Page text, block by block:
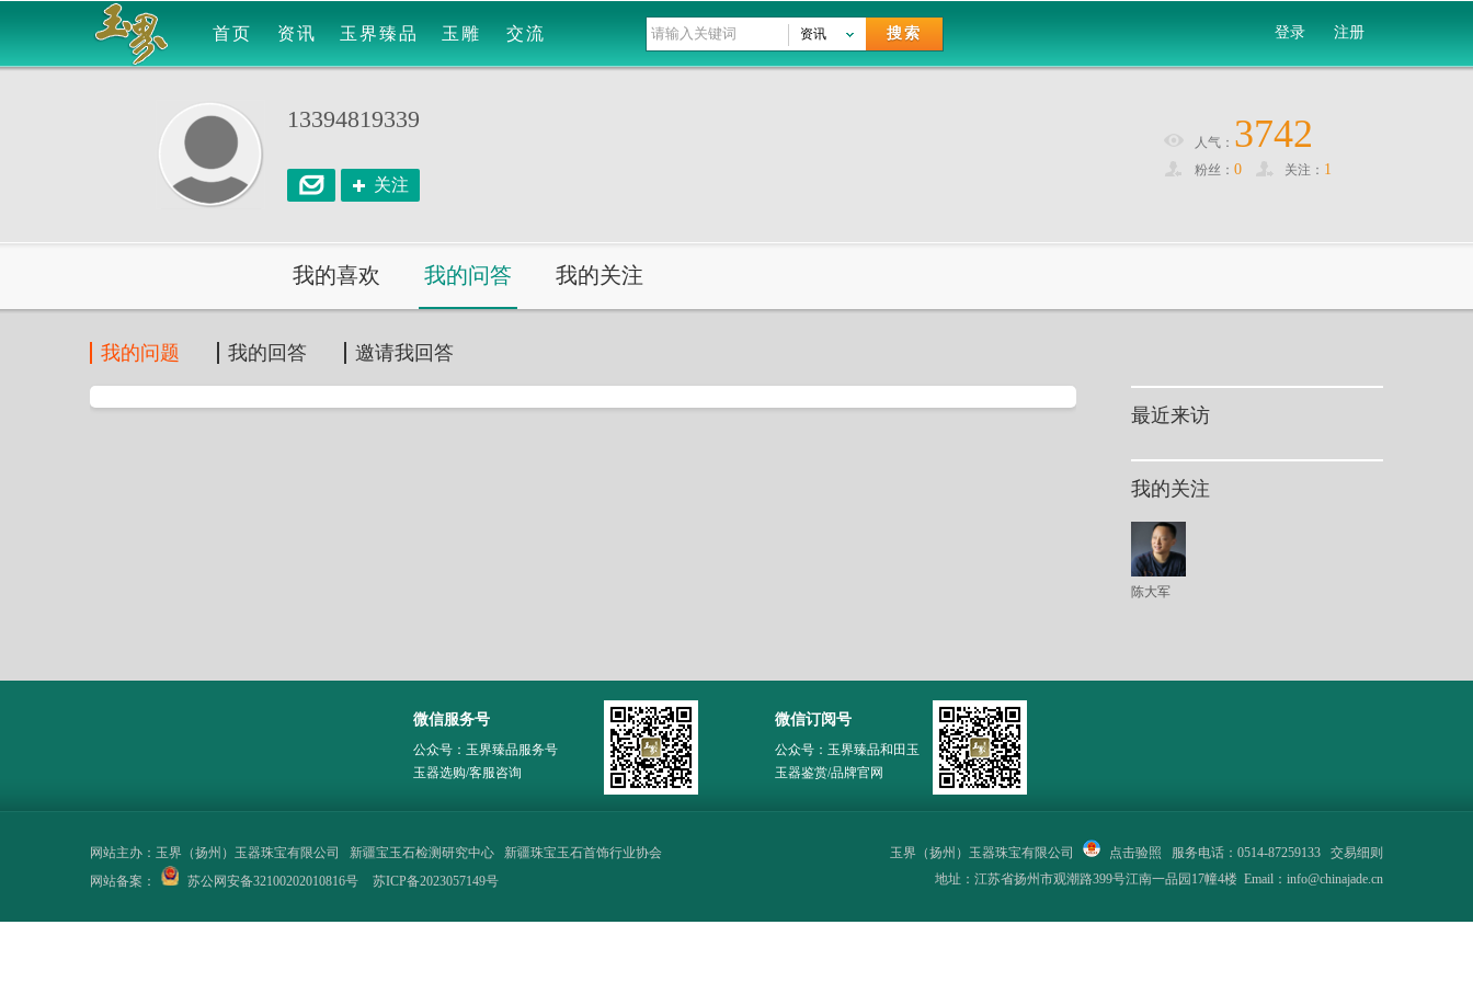
首页 资讯 玉界臻品 玉雕 交流 搜索
资讯 登录 注册
13394819339
关注
人气： 3742
粉丝： 0 关注： 1
我的喜欢 我的问答 我的关注
我的问题 我的回答 邀请我回答
最近来访
我的关注
陈大军
微信服务号
公众号：玉界臻品服务号
玉器选购/客服咨询
微信订阅号
公众号：玉界臻品和田玉
玉器鉴赏/品牌官网
玉界（扬州）玉器珠宝有限公司 点击验照 服务电话：0514-87259133 交易细则
地址：江苏省扬州市观潮路399号江南一品园17幢4楼 Email：info@chinajade.cn
网站主办： 玉界（扬州）玉器珠宝有限公司 新疆宝玉石检测研究中心
新疆珠宝玉石首饰行业协会
网站备案：
苏公网安备32100202010816号 苏ICP备2023057149号